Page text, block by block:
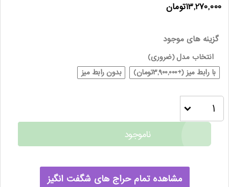
13,270,000تومان
گزینه های موجود
انتخاب مدل(ضروری)
با رابط میز (+3,900,000تومان)
بدون رابط میز
ناموجود
مشاهده تمام حراج های شگفت انگیز